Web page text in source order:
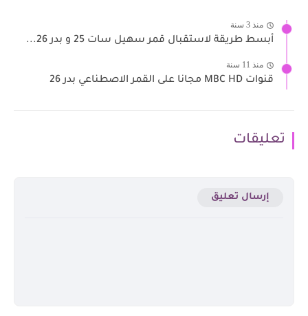
منذ 3 سنة
أبسط طريقة لاستقبال قمر سهيل سات 25 و بدر 26...
منذ 11 سنة
قنوات MBC HD مجانا على القمر الاصطناعي بدر 26
تعليقات
إرسال تعليق